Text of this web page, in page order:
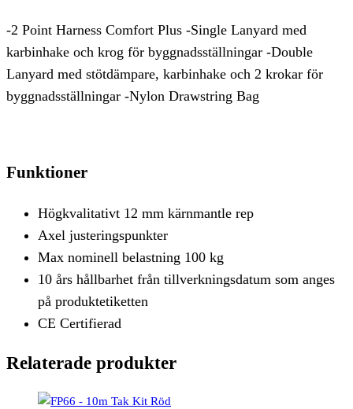
-2 Point Harness Comfort Plus -Single Lanyard med
karbinhake och krog för byggnadsställningar -Double
Lanyard med stötdämpare, karbinhake och 2 krokar för
byggnadsställningar -Nylon Drawstring Bag
Funktioner
Högkvalitativt 12 mm kärnmantle rep
Axel justeringspunkter
Max nominell belastning 100 kg
10 års hållbarhet från tillverkningsdatum som anges
på produktetiketten
CE Certifierad
Relaterade produkter